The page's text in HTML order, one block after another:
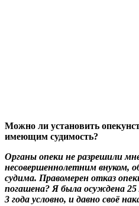
Можно ли установить
имеющим судимость?
Органы опеки не разрешили
несовершеннолетним внуком,
судима. Правомерен отказ
погашена? Я была осуждена
3 года условно, и давно своё